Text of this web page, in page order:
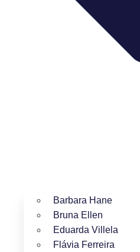
Barbara Hane
Bruna Ellen
Eduarda Villela
Flávia Ferreira